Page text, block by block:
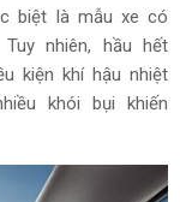
biệt là mẫu xe có
nhiên, hầu hết
kiện khí hậu nhiệt
khói bụi khiến